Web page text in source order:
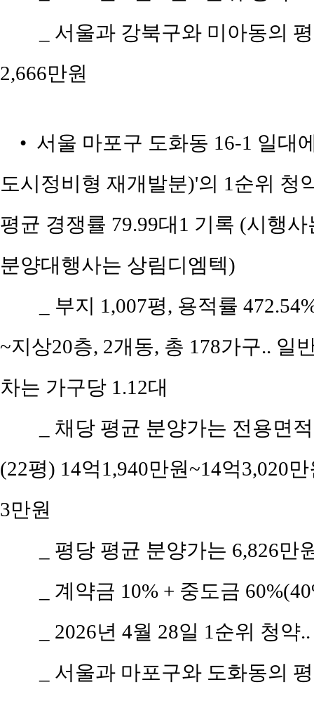
_ 서울과 강북구와 미아동의
2,666만원
• 서울 마포구 도화동 16-1 일대
도시정비형 재개발분)'의 1순위 청
평균 경쟁률 79.99대1 기록 (시행
분양대행사는 상림디엠텍)
_ 부지 1,007평, 용적률
~지상20층, 2개동, 총 178가구.. 일
차는 가구당 1.12대
_ 채당 평균 분양가는 전용면
(22평) 14억1,940만원~14억3,020
3만원
_ 평당 평균 분양가는 6,826
_ 계약금 10% + 중도금
_ 2026년 4월 28일 1순위 청
_ 서울과 마포구와 도화동의